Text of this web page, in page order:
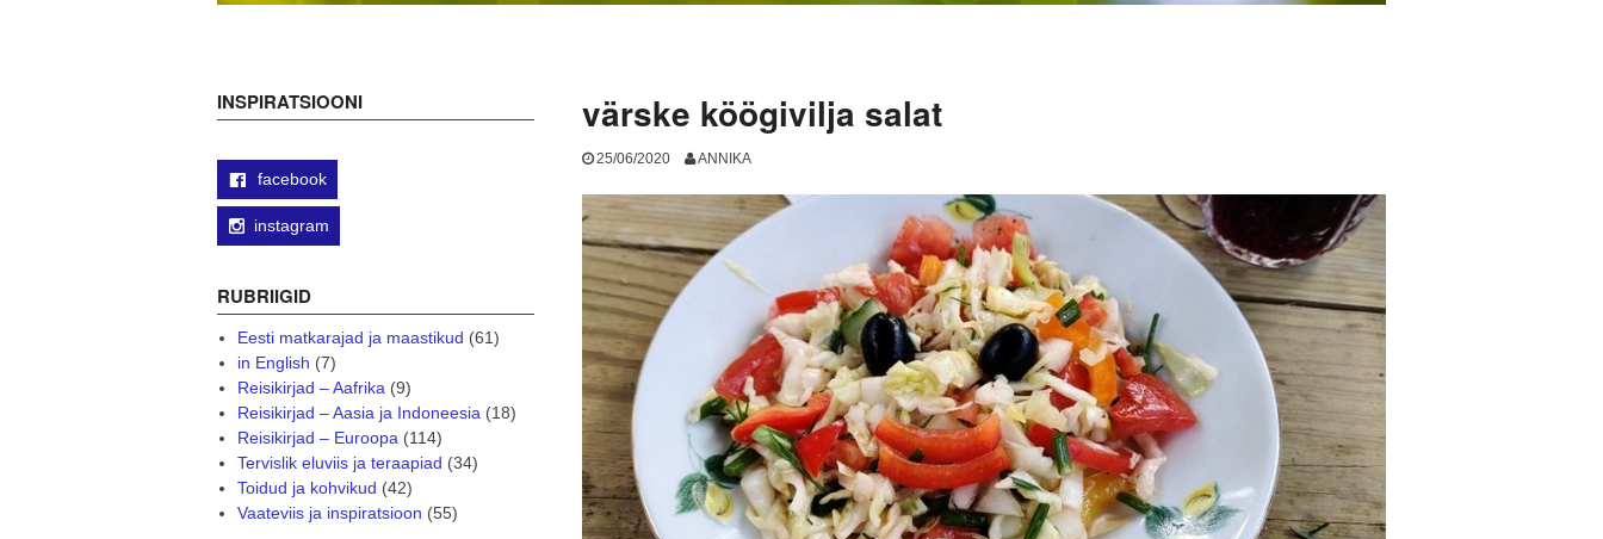
värske köögivilja salat
25/06/2020 ANNIKA
INSPIRATSIOONI
facebook
instagram
RUBRIIGID
Eesti matkarajad ja maastikud (61)
in English (7)
Reisikirjad – Aafrika(9)
Reisikirjad – Aasia ja Indoneesia(18)
Reisikirjad – Euroopa(114)
Tervislik eluviis ja teraapiad (34)
Toidud ja kohvikud (42)
Vaateviis ja inspiratsioon (55)